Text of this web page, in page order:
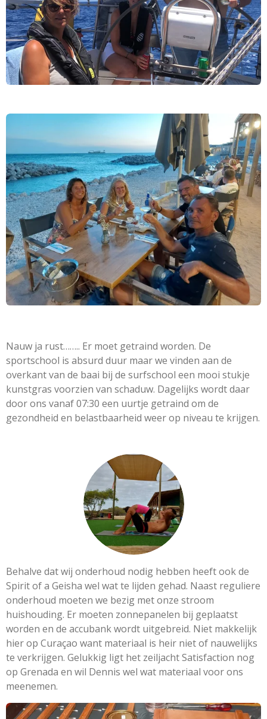
Nauw ja rust…….. Er moet getraind worden. De
sportschool is absurd duur maar we vinden aan de
overkant van de baai bij de surfschool een mooi stukje
kunstgras voorzien van schaduw. Dagelijks wordt daar
door ons vanaf 07:30 een uurtje getraind om de
gezondheid en belastbaarheid weer op niveau te krijgen.
Behalve dat wij onderhoud nodig hebben heeft ook de
Spirit of a Geisha wel wat te lijden gehad. Naast reguliere
onderhoud moeten we bezig met onze stroom
huishouding. Er moeten zonnepanelen bij geplaatst
worden en de accubank wordt uitgebreid. Niet makkelijk
hier op Curaçao want materiaal is heir niet of nauwelijks
te verkrijgen. Gelukkig ligt het zeiljacht Satisfaction nog
op Grenada en wil Dennis wel wat materiaal voor ons
meenemen.